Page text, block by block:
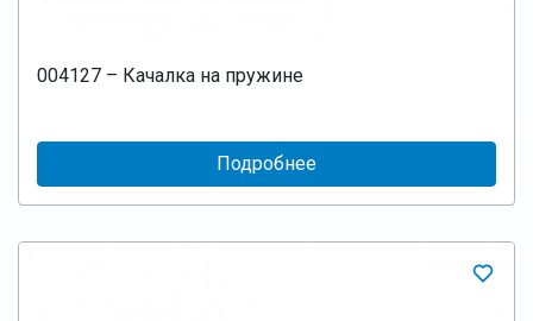
004127 – Качалка на пружине
Подробнее